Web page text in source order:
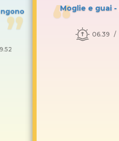
Moglie e guai
06.39